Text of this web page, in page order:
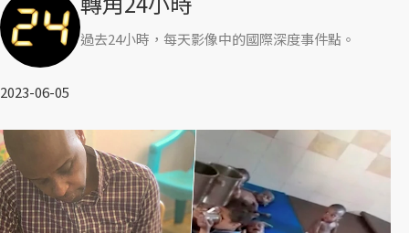
過去24小時，每天影像中的國際深度事件點。
2023-06-05